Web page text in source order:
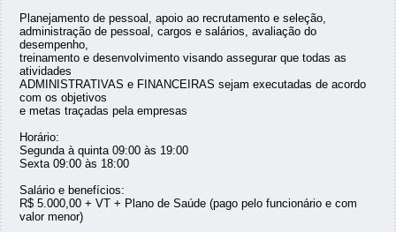
Planejamento de pessoal, apoio ao recrutamento e seleção,
administração de pessoal, cargos e salários, avaliação do
desempenho,
treinamento e desenvolvimento visando assegurar que todas as
atividades
ADMINISTRATIVAS e FINANCEIRAS sejam executadas de acordo
com os objetivos
e metas traçadas pela empresas
Horário:
Segunda à quinta 09:00 às 19:00
Sexta 09:00 às 18:00
Salário e benefícios:
R$ 5.000,00 + VT + Plano de Saúde (pago pelo funcionário e com
valor menor)